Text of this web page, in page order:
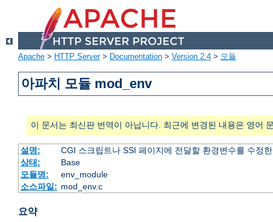
Apache > HTTP Server> Documentation > Version 2.4 > 모듈
아파치 모듈 mod_env
이 문서는 최신판 번역이 아닙니다. 최근에 변경된 내용은 영어
설명:
CGI 스크립트나 SSI 페이지에 전달할 환경변수를 수정
상태:
Base
모듈명:
env_module
소스파일: mod_env.c
요약